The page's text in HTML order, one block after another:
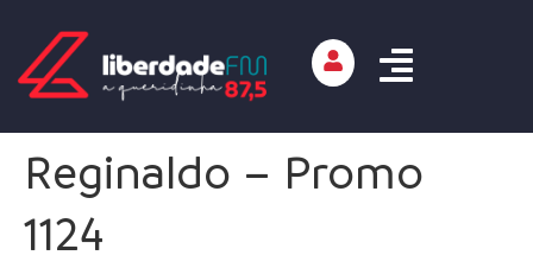
Reginaldo – Promo
1124